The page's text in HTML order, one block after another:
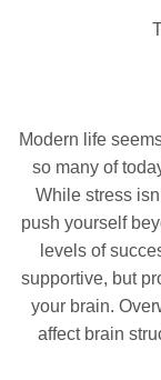
Modern life
so many of
While stress
push yourself
levels of
supportive, but
your brain.
affect brain